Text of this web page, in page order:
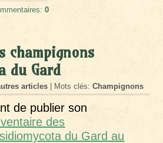
0
champignons
du Gard
articles | Mots clés:Champignons
de publier son
des
du Gard au